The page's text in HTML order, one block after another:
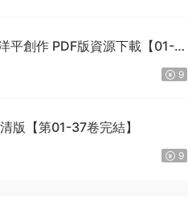
平創作 PDF版資源下載【01-
9
版【第01-37卷完結】
9